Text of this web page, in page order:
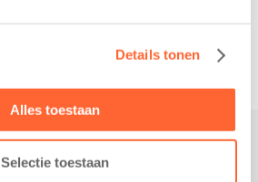
Details tonen
Alles toestaan
Selectie toestaan